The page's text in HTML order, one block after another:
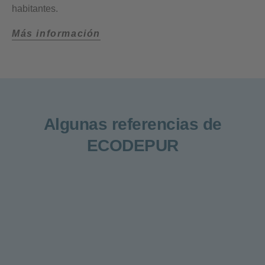
habitantes.
Más información
Algunas referencias de
ECODEPUR